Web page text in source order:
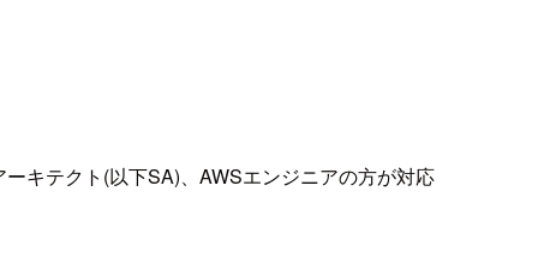
キテクト(以下SA)、AWSエンジニアの方が対応